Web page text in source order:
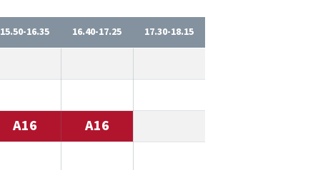
15.50-16.35 16.40-17.25 17.30-18.15
A16 A16